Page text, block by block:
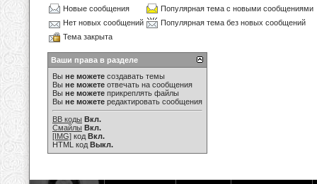
Новые сообщения
Популярная тема с новыми сообщениями
Нет новых сообщений
Популярная тема без новых сообщений
Тема закрыта
Ваши права в разделе
Вы не можете создавать темы
Вы не можете отвечать на сообщения
Вы не можете прикреплять файлы
Вы не можете редактировать сообщения
BB коды Вкл.
Смайлы Вкл.
[IMG] код Вкл.
HTML код Выкл.